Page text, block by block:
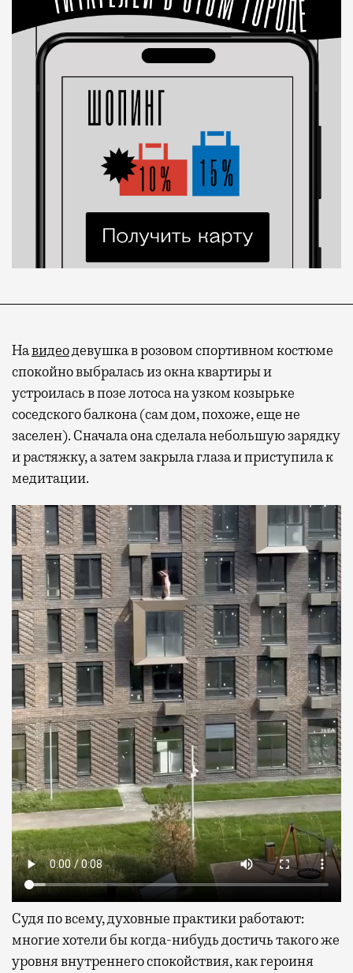
Навидеодевушка в розовом спортивном костюме
спокойно выбралась из окна квартиры и
устроилась в позе лотоса на узком козырьке
соседского балкона (сам дом, похоже, еще не
заселен). Сначала она сделала небольшую зарядку
и растяжку, а затем закрыла глаза и приступила к
медитации.
Судя по всему, духовные практики работают:
многие хотели бы когда-нибудь достичь такого же
уровня внутреннего спокойствия, как героиня